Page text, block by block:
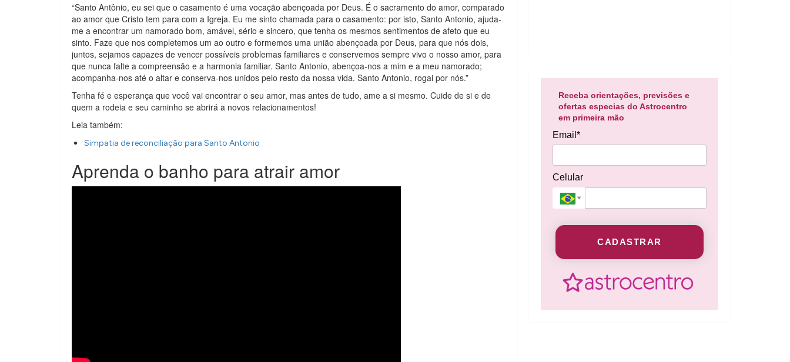
“Santo Antônio, eu sei que o casamento é uma vocação abençoada por Deus. É o sacramento do amor, comparado
ao amor que Cristo tem para com a Igreja. Eu me sinto chamada para o casamento: por isto, Santo Antonio, ajuda-
me a encontrar um namorado bom, amável, sério e sincero, que tenha os mesmos sentimentos de afeto que eu
sinto. Faze que nos completemos um ao outro e formemos uma união abençoada por Deus, para que nós dois,
juntos, sejamos capazes de vencer possíveis problemas familiares e conservemos sempre vivo o nosso amor, para
que nunca falte a compreensão e a harmonia familiar. Santo Antonio, abençoa-nos a mim e a meu namorado;
acompanha-nos até o altar e conserva-nos unidos pelo resto da nossa vida. Santo Antonio, rogai por nós.”
Tenha fé e esperança que você vai encontrar o seu amor, mas antes de tudo, ame a si mesmo. Cuide de si e de
quem a rodeia e seu caminho se abrirá a novos relacionamentos!
Leia também:
Simpatia de reconciliação para Santo Antonio
Aprenda o banho para atrair amor
Receba orientações, previsões e
ofertas especias do Astrocentro
em primeira mão
Email*
Celular
CADASTRAR